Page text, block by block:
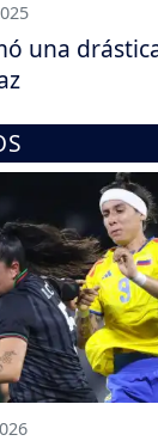
una